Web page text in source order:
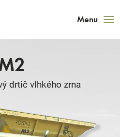
Menu
drtič vlhkého zrna